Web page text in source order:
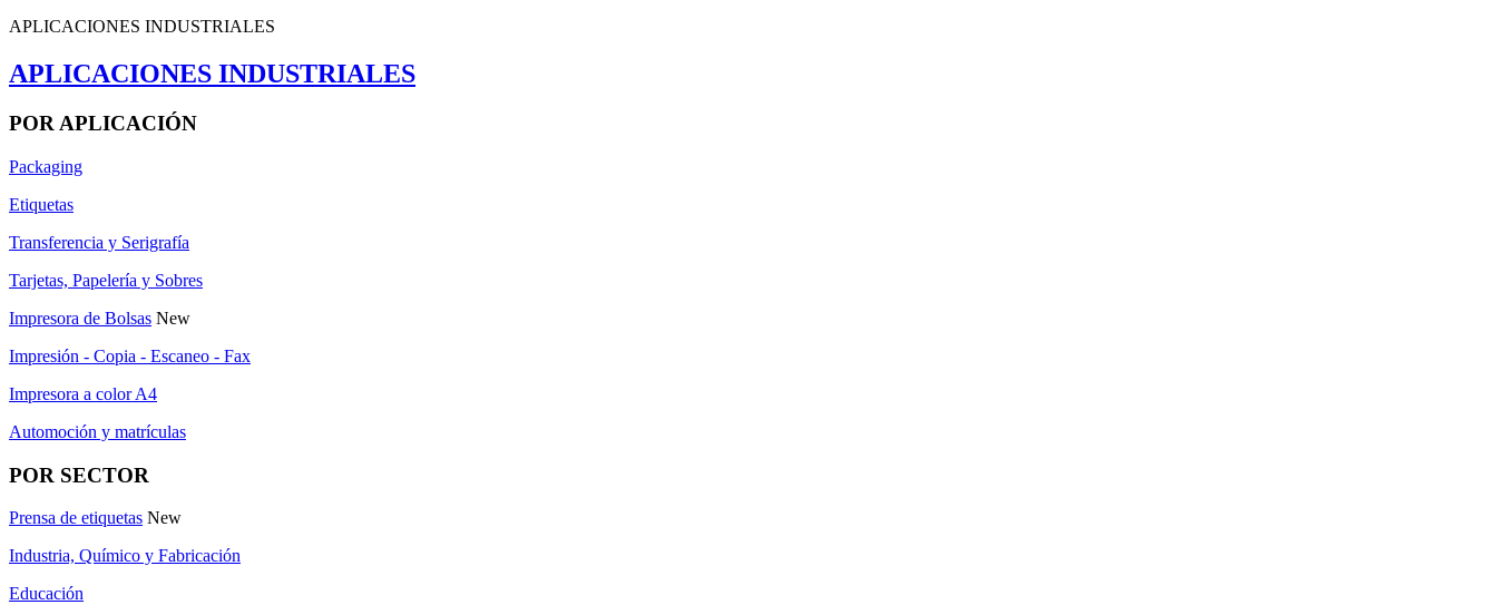
APLICACIONES INDUSTRIALES
APLICACIONES INDUSTRIALES
POR APLICACIÓN
Packaging
Etiquetas
Transferencia y Serigrafía
Tarjetas, Papelería y Sobres
Impresora de Bolsas New
Impresión - Copia - Escaneo - Fax
Impresora a color A4
Automoción y matrículas
POR SECTOR
Prensa de etiquetas New
Industria, Químico y Fabricación
Educación